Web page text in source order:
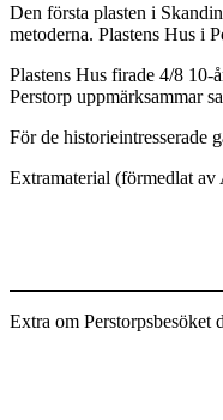
Den första plasten i
metoderna. Plastens Hus i
Plastens Hus firade 4/8
Perstorp uppmärksammar
För de historieintresserade
Extramaterial (förmedlat av
Extra om Perstorpsbesöket